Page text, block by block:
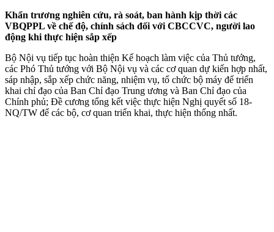
Khẩn trương nghiên cứu, rà soát, ban hành kịp thời các
VBQPPL về chế độ, chính sách đối với CBCCVC, người lao
động khi thực hiện sắp xếp
Bộ Nội vụ tiếp tục hoàn thiện Kế hoạch làm việc của Thủ tướng,
các Phó Thủ tướng với Bộ Nội vụ và các cơ quan dự kiến hợp nhất,
sáp nhập, sắp xếp chức năng, nhiệm vụ, tổ chức bộ máy để triển
khai chỉ đạo của Ban Chỉ đạo Trung ương và Ban Chỉ đạo của
Chính phủ; Đề cương tổng kết việc thực hiện Nghị quyết số 18-
NQ/TW để các bộ, cơ quan triển khai, thực hiện thống nhất.